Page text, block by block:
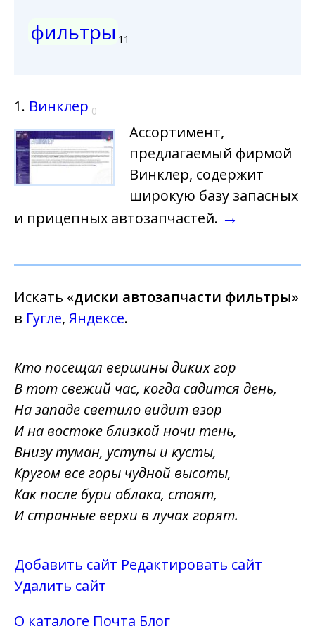
фильтры 11
1. Винклер 0
Ассортимент,
предлагаемый фирмой
Винклер, содержит
широкую базу запасных
и прицепных автозапчастей. →
Искать «диски автозапчасти фильтры»
в Гугле, Яндексе.
Кто посещал вершины диких гор
В тот свежий час, когда садится день,
На западе светило видит взор
И на востоке близкой ночи тень,
Внизу туман, уступы и кусты,
Кругом все горы чудной высоты,
Как после бури облака, стоят,
И странные верхи в лучах горят.
Добавить сайт Редактировать сайт
Удалить сайт
О каталоге Почта Блог